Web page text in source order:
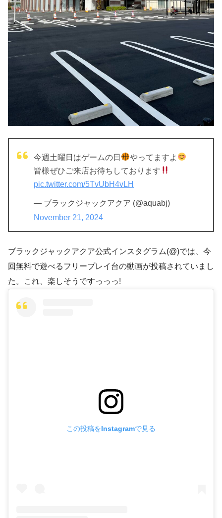
今週土曜日はゲームの日
やってますよ
皆様ぜひご来店お待ちしております
pic.twitter.com/5TvUbH4vLH
— ブラックジャックアクア (@aquabj)
November 21, 2024
ブラックジャックアクア公式インスタグラム(@)では、今
回無料で遊べるフリープレイ台の動画が投稿されていまし
た。これ、楽しそうですっっっ!
この投稿をInstagramで見る